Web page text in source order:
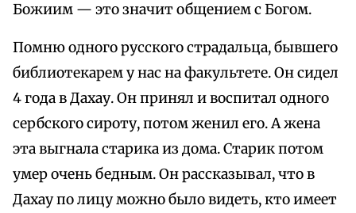
Божиим — это значит общением с Богом.
Помню одного русского страдальца, бывшего
библиотекарем у нас на факультете. Он сидел
4 года в Дахау. Он принял и воспитал одного
сербского сироту, потом женил его. А жена
эта выгнала старика из дома. Старик потом
умер очень бедным. Он рассказывал, что в
Дахау по лицу можно было видеть, кто имеет